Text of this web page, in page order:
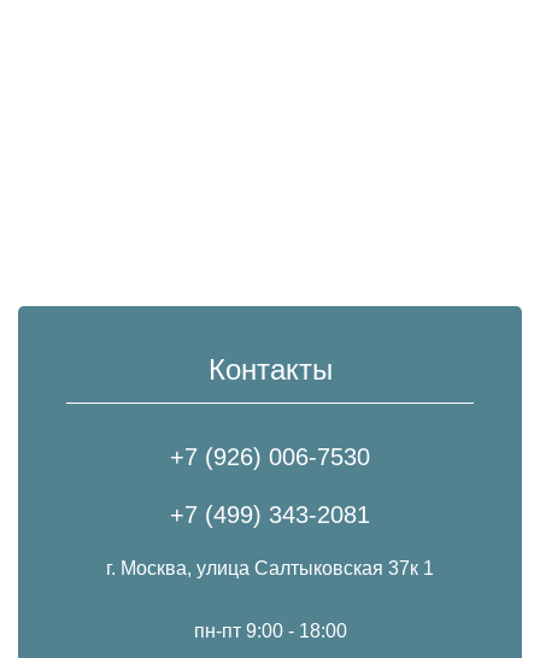
Контакты
+7 (926) 006-7530
+7 (499) 343-2081
г. Москва, улица Салтыковская 37к 1
пн-пт 9:00 - 18:00